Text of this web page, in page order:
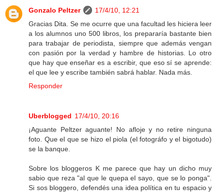
Gonzalo Peltzer
17/4/10, 12:21
Gracias Dita. Se me ocurre que una facultad les hiciera leer
a los alumnos uno 500 libros, los prepararía bastante bien
para trabajar de periodista, siempre que además vengan
con pasión por la verdad y hambre de historias. Lo otro
que hay que enseñar es a escribir, que eso sí se aprende:
el que lee y escribe también sabrá hablar. Nada más.
Responder
Uberblogged 17/4/10, 20:16
¡Aguante Peltzer aguante! No afloje y no retire ninguna
foto. Que el que se hizo el piola (el fotográfo y el bigotudo)
se la banque.
Sobre los bloggeros K me parece que hay un dicho muy
sabio que reza "al que le quepa el sayo, que se lo ponga".
Si sos bloggero, defendés una idea política en tu espacio y